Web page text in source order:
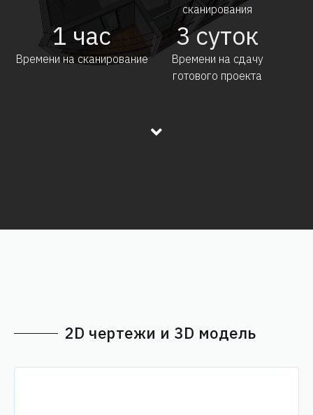
сканирования
1 час
Времени на сканирование
3суток
Времени на сдачу
готового проекта
2D чертежи и 3D модель